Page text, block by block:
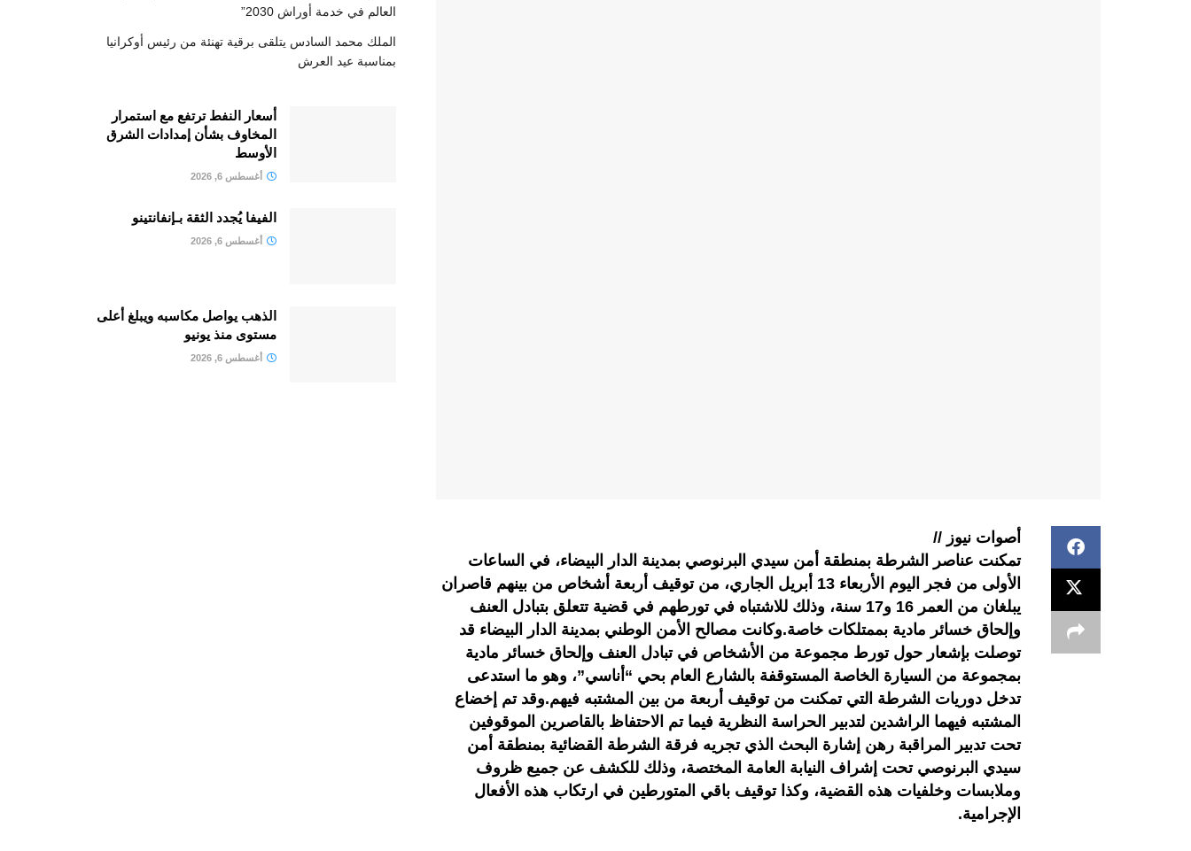
أصوات نيوز //
تمكنت عناصر الشرطة بمنطقة أمن سيدي البرنوصي بمدينة الدار البيضاء، في الساعات
الأولى من فجر اليوم الأربعاء 13 أبريل الجاري، من توقيف أربعة أشخاص من بينهم قاصران
يبلغان من العمر 16 و17 سنة، وذلك للاشتباه في تورطهم في قضية تتعلق بتبادل العنف
وإلحاق خسائر مادية بممتلكات خاصة.وكانت مصالح الأمن الوطني بمدينة الدار البيضاء قد
توصلت بإشعار حول تورط مجموعة من الأشخاص في تبادل العنف وإلحاق خسائر مادية
بمجموعة من السيارة الخاصة المستوقفة بالشارع العام بحي “أناسي”، وهو ما استدعى
تدخل دوريات الشرطة التي تمكنت من توقيف أربعة من بين المشتبه فيهم.وقد تم إخضاع
المشتبه فيهما الراشدين لتدبير الحراسة النظرية فيما تم الاحتفاظ بالقاصرين الموقوفين
تحت تدبير المراقبة رهن إشارة البحث الذي تجريه فرقة الشرطة القضائية بمنطقة أمن
سيدي البرنوصي تحت إشراف النيابة العامة المختصة، وذلك للكشف عن جميع ظروف
وملابسات وخلفيات هذه القضية، وكذا توقيف باقي المتورطين في ارتكاب هذه الأفعال
الإجرامية.
العالم في خدمة أوراش 2030”
الملك محمد السادس يتلقى برقية تهنئة من رئيس أوكرانيا
بمناسبة عيد العرش
أسعار النفط ترتفع مع استمرار
المخاوف بشأن إمدادات الشرق
الأوسط
أغسطس 6, 2026
الفيفا يُجدد الثقة بـإنفانتينو
أغسطس 6, 2026
الذهب يواصل مكاسبه ويبلغ أعلى
مستوى منذ يونيو
أغسطس 6, 2026